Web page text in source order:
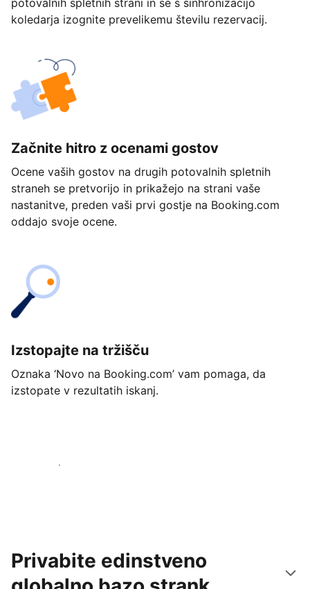
potovalnih spletnih strani in se s sinhronizacijo
koledarja izognite prevelikemu številu rezervacij.
Začnite hitro z ocenami gostov
Ocene vaših gostov na drugih potovalnih spletnih
straneh se pretvorijo in prikažejo na strani vaše
nastanitve, preden vaši prvi gostje na Booking.com
oddajo svoje ocene.
Izstopajte na tržišču
Oznaka ‘Novo na Booking.com’ vam pomaga, da
izstopate v rezultatih iskanj.
Začnite danes
Privabite edinstveno